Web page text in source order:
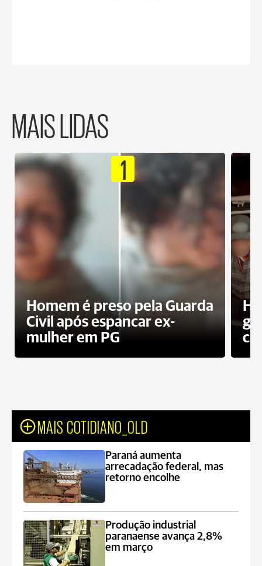
MAIS LIDAS
1
Homem é preso pela Guarda
Civil após espancar ex-
mulher em PG
MAIS COTIDIANO_OLD
Paraná aumenta
arrecadação federal, mas
retorno encolhe
Produção industrial
paranaense avança 2,8%
em março